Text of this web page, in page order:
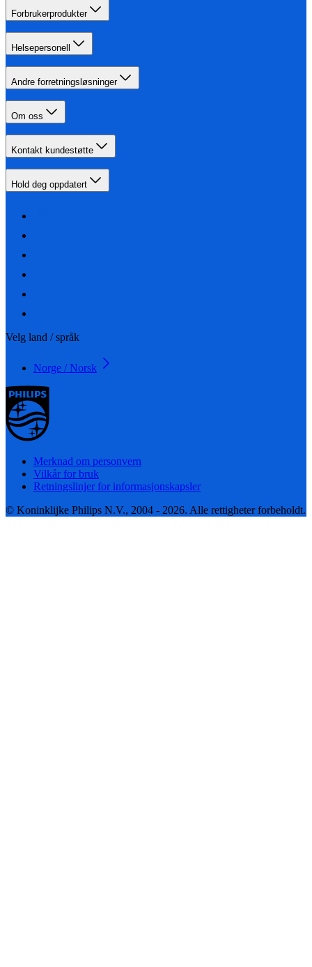
Forbrukerprodukter
Helsepersonell
Andre forretningsløsninger
Om oss
Kontakt kundestøtte
Hold deg oppdatert
Velg land / språk
Norge / Norsk
Merknad om personvern
Vilkår for bruk
Retningslinjer for informasjonskapsler
© Koninklijke Philips N.V., 2004 - 2026. Alle rettigheter forbeholdt.